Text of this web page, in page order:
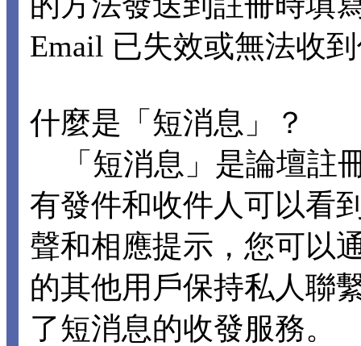
Email 已失效或無法收
什麼是「短消息」？
「短消息」是論壇註
有發件和收件人可以看
聲和相應提示，您可以
的其他用戶保持私人聯
了短消息的收發服務。